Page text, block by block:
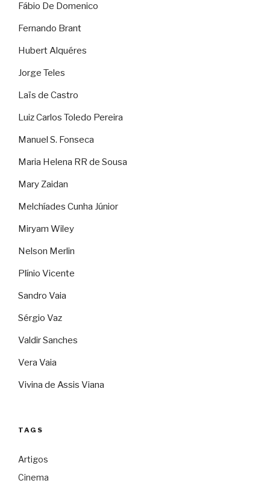
Fábio De Domenico
Fernando Brant
Hubert Alquéres
Jorge Teles
Laïs de Castro
Luiz Carlos Toledo Pereira
Manuel S. Fonseca
Maria Helena RR de Sousa
Mary Zaidan
Melchíades Cunha Júnior
Miryam Wiley
Nelson Merlin
Plínio Vicente
Sandro Vaia
Sérgio Vaz
Valdir Sanches
Vera Vaia
Vivina de Assis Viana
TAGS
Artigos
Cinema